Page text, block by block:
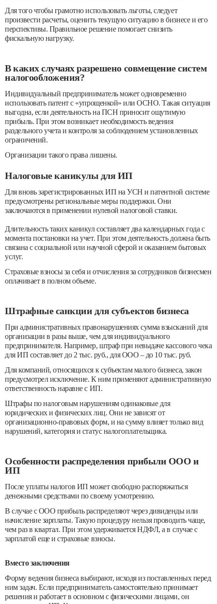
Для того чтобы грамотно использовать льготы, следует
произвести расчеты, оценить текущую ситуацию в бизнесе и его
перспективы. Правильное решение помогает снизить
фискальную нагрузку.
В каких случаях разрешено совмещение систем
налогообложения?
Индивидуальный предприниматель может одновременно
использовать патент с «упрощенкой» или ОСНО. Такая ситуация
выгодна, если деятельность на ПСН приносит ощутимую
прибыль. При этом возникает необходимость ведения
раздельного учета и контроля за соблюдением установленных
ограничений.
Организации такого права лишены.
Налоговые каникулы для ИП
Для вновь зарегистрированных ИП на УСН и патентной системе
предусмотрены региональные меры поддержки. Они
заключаются в применении нулевой налоговой ставки.
Длительность таких каникул составляет два календарных года с
момента постановки на учет. При этом деятельность должна быть
связана с социальной или научной сферой и оказанием бытовых
услуг.
Страховые взносы за себя и отчисления за сотрудников бизнесмен
оплачивает в полном объеме.
Штрафные санкции для субъектов бизнеса
При административных правонарушениях сумма взысканий для
организации в разы выше, чем для индивидуального
предпринимателя. Например, штраф при невыдаче кассового чека
для ИП составляет до 2 тыс. руб., для ООО – до 10 тыс. руб.
Для компаний, относящихся к субъектам малого бизнеса, закон
предусмотрел исключение. К ним применяют административную
ответственность наравне с ИП.
Штрафы по налоговым нарушениям одинаковые для
юридических и физических лиц. Они не зависят от
организационно-правовых форм, и на сумму влияет только вид
нарушений, категория и статус налогоплательщика.
Особенности распределения прибыли ООО и
ИП
После уплаты налогов ИП может свободно распоряжаться
денежными средствами по своему усмотрению.
В случае с ООО прибыль распределяют через дивиденды или
начисление зарплаты. Такую процедуру нельзя проводить чаще,
чем раз в квартал. При этом удерживается НДФЛ, а в случае с
зарплатой еще и страховые взносы.
Вместо заключения
Форму ведения бизнеса выбирают, исходя из поставленных перед
ним задач. Если предприниматель самостоятельно принимает
решения и работает в основном с физическими лицами, он